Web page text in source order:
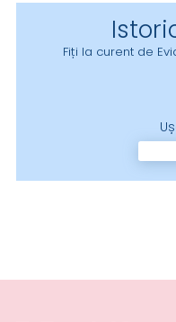
Fiți la curent de